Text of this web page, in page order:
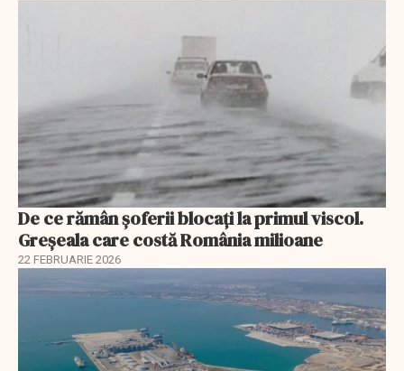
De ce rămân șoferii blocați la primul viscol.
Greșeala care costă România milioane
22 FEBRUARIE 2026